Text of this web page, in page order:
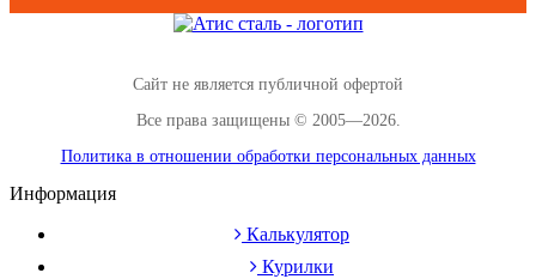
Сайт не является публичной офертой
Все права защищены © 2005—2026.
Политика в отношении обработки персональных данных
Информация
Калькулятор
Курилки